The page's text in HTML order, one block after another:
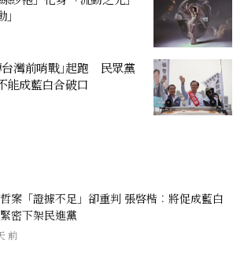
台灣前哨戰｣起跑 民眾黨
能成藍白合破口
案「證據不足」卻重判 張啓楷︰將促成藍白
密下架民進黨
前